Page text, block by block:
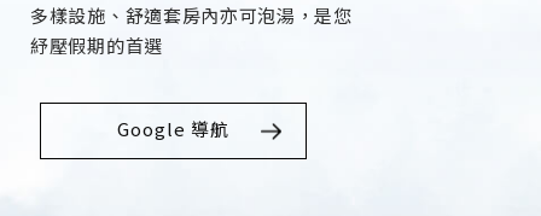
多樣設施、舒適套房內亦可泡湯，是您
紓壓假期的首選
Google 導航